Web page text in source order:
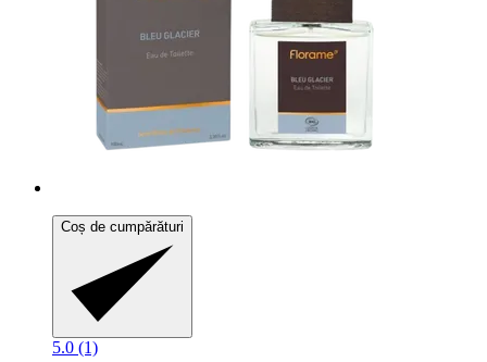
Coș de cumpărături
5.0 (1)